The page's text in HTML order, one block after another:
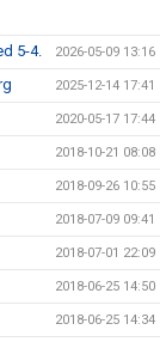
5-4. 2026-05-09 13:16
2025-12-14 17:41
2020-05-17 17:44
2018-10-21 08:08
2018-09-26 10:55
2018-07-09 09:41
2018-07-01 22:09
2018-06-25 14:50
2018-06-25 14:34